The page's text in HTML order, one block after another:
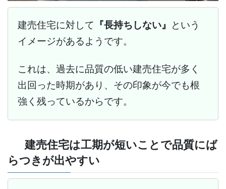
建売住宅に対して 『長持ちしない』
という
イメージがあるようです。
これは、過去に品質の低い建売住宅が多く
出回った時期があり、その印象が今でも根
強く残っているからです。
建売住宅は工期が短いことで品質にば
らつきが出やすい